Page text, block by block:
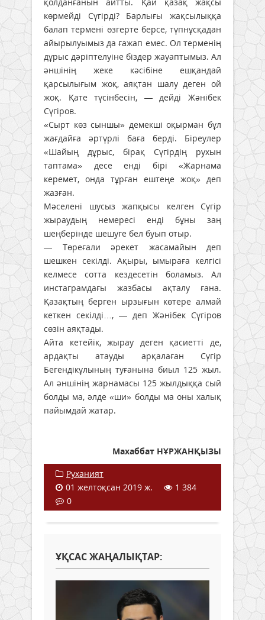
көрмейді Сүгірді? Барлығы жақсылыққа
балап термені өзгерте берсе, түпнұсқадан
айырылуымыз да ғажап емес. Ол терменің
дұрыс дәріптелуіне біздер жауаптымыз. Ал
әншінің жеке кәсібіне ешқандай
қарсылығым жоқ, аяқтан шалу деген ой
жоқ. Қате түсінбесін, — дейді Жәнібек
Сүгіров.
«Сырт көз сыншы» демекші оқырман бұл
жағдайға әртүрлі баға берді. Біреулер
«Шайың дұрыс, бірақ Сүгірдің рухын
таптама» десе енді бірі «Жарнама
керемет, онда тұрған ештеңе жоқ» деп
жазған.
Мәселені шусыз жапқысы келген Сүгір
жыраудың немересі енді бұны заң
шеңберінде шешуге бел буып отыр.
— Төреғали әрекет жасамайын деп
шешкен секілді. Ақыры, ымыраға келгісі
келмесе сотта кездесетін боламыз. Ал
инстаграмдағы жазбасы ақталу ғана.
Қазақтың берген ырзығын көтере алмай
кеткен секілді…, — деп Жәнібек Сүгіров
сөзін аяқтады.
Айта кетейік, жырау деген қасиетті де,
ардақты атауды арқалаған Сүгір
Бегендікұлының туғанына биыл 125 жыл.
Ал әншінің жарнамасы 125 жылдыққа сый
болды ма, әлде «ши» болды ма оны халық
пайымдай жатар.
Махаббат НҰРЖАНҚЫЗЫ
Руханият
01 желтоқсан 2019 ж.
1 384
0
ҰҚСАС ЖАҢАЛЫҚТАР: